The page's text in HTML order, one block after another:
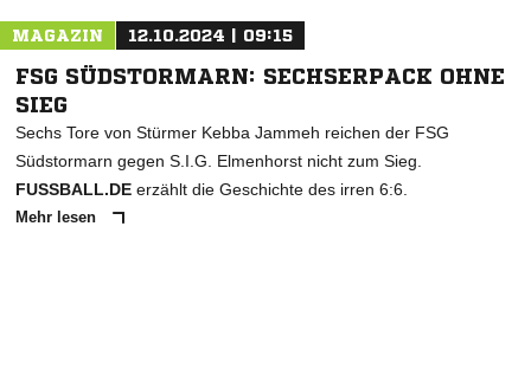
MAGAZIN 12.10.2024 | 09:15
FSG SÜDSTORMARN: SECHSERPACK OHNE
SIEG
Sechs Tore von Stürmer Kebba Jammeh reichen der FSG
Südstormarn gegen S.I.G. Elmenhorst nicht zum Sieg.
FUSSBALL.DE erzählt die Geschichte des irren 6:6.
Mehr lesen